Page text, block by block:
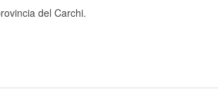
del Carchi.